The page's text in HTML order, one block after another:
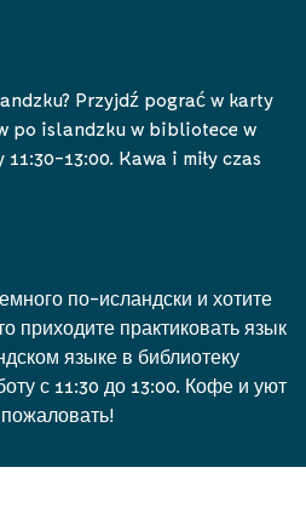
Przyjdź pograć w karty
po islandzku w bibliotece w
13:00. Kawa i miły czas
по-исландски и хотите
приходите практиковать язык
языке в библиотеку
с 11:30 до 13:00. Кофе и уют